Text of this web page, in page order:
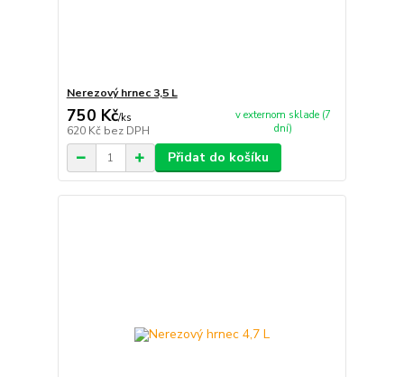
Nerezový hrnec 3,5 L
750 Kč/ks
620 Kč bez DPH
v externom sklade (7
dní)
Přidat do košíku